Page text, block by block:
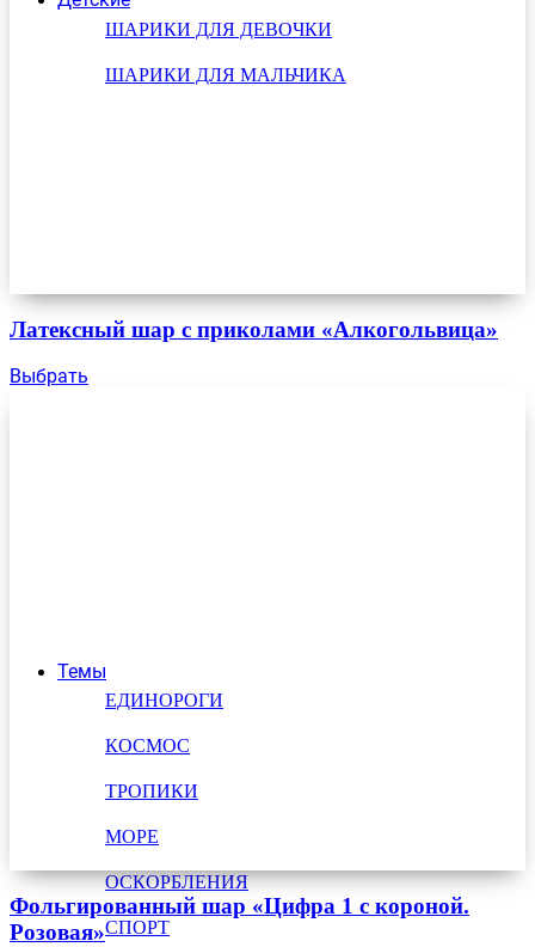
ШАРИКИ ДЛЯ ДЕВОЧКИ
ШАРИКИ ДЛЯ МАЛЬЧИКА
Темы
ЕДИНОРОГИ
КОСМОС
ТРОПИКИ
МОРЕ
ОСКОРБЛЕНИЯ
СПОРТ
Латексный шар с приколами «Алкогольвица»
Выбрать
Фольгированный шар «Цифра 1 с короной.
Розовая»